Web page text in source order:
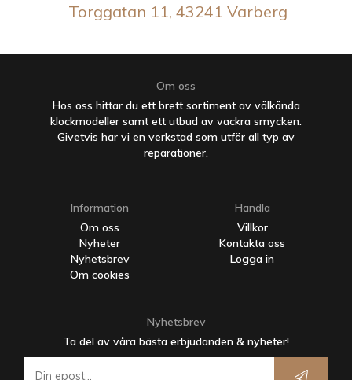
Torggatan 11, 43241 Varberg
Om oss
Hos oss hittar du ett brett sortiment av välkända
klockmodeller samt ett utbud av vackra smycken.
Givetvis har vi en verkstad som utför all typ av
reparationer.
Information
Om oss
Nyheter
Nyhetsbrev
Om cookies
Handla
Villkor
Kontakta oss
Logga in
Nyhetsbrev
Ta del av våra bästa erbjudanden & nyheter!